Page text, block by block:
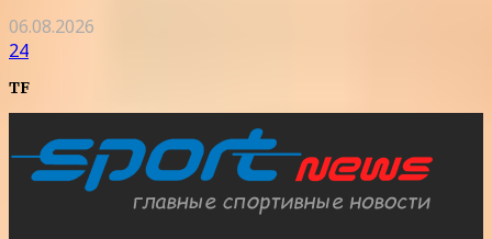
06.08.2026
24
TF